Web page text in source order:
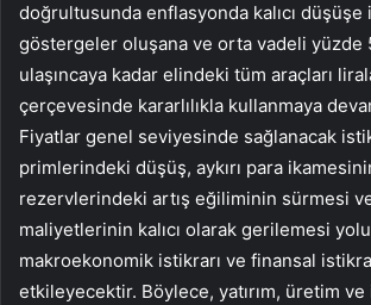
doğrultusunda enflasyonda kalıcı
göstergeler oluşana ve orta vadeli yüzde
ulaşıncaya kadar elindeki tüm araçları
çerçevesinde kararlılıkla kullanmaya
Fiyatlar genel seviyesinde sağlanacak
primlerindeki düşüş, aykırı para
rezervlerindeki artış eğiliminin sürmesi
maliyetlerinin kalıcı olarak gerilemesi
makroekonomik istikrarı ve finansal
etkileyecektir. Böylece, yatırım, üretim